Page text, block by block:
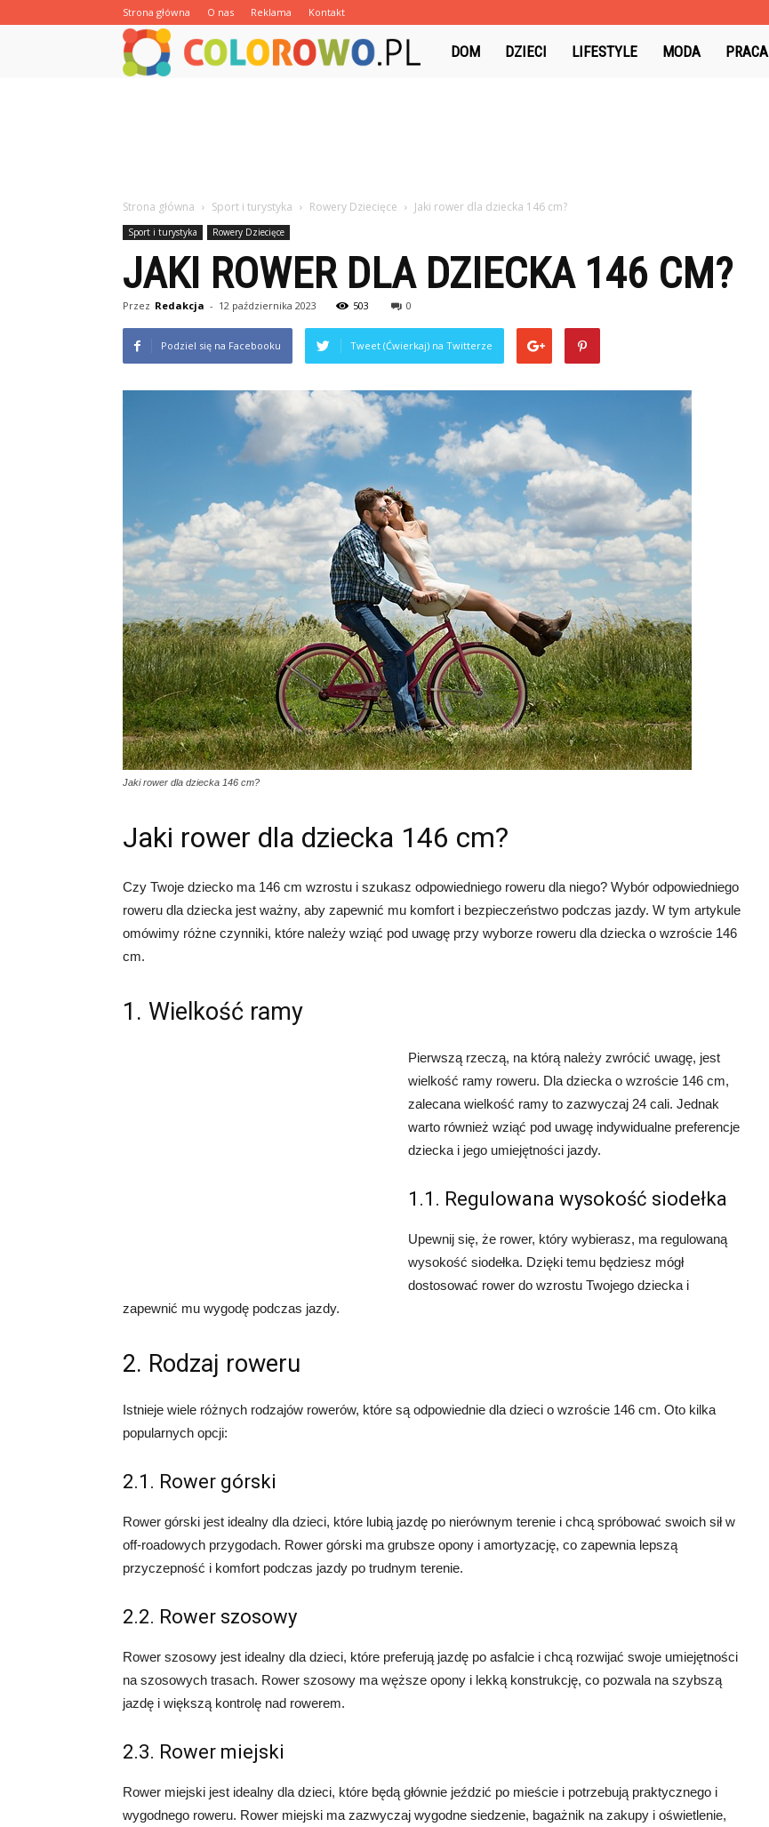
Strona główna O nas Reklama Kontakt
Colorowo.pl
DOM DZIECI LIFESTYLE MODA PRACA
Strona główna Sport i turystyka Rowery Dziecięce Jaki rower dla dziecka 146 cm?
Sport i turystyka Rowery Dziecięce
JAKI ROWER DLA DZIECKA 146 CM?
Przez Redakcja - 12 października 2023 503 0
Podziel się na Facebooku Tweet (Ćwierkaj) na Twitterze
Jaki rower dla dziecka 146 cm?
Jaki rower dla dziecka 146 cm?
Czy Twoje dziecko ma 146 cm wzrostu i szukasz odpowiedniego roweru dla niego? Wybór odpowiedniego
roweru dla dziecka jest ważny, aby zapewnić mu komfort i bezpieczeństwo podczas jazdy. W tym artykule
omówimy różne czynniki, które należy wziąć pod uwagę przy wyborze roweru dla dziecka o wzroście 146
cm.
1. Wielkość ramy
Pierwszą rzeczą, na którą należy zwrócić uwagę, jest
wielkość ramy roweru. Dla dziecka o wzroście 146 cm,
zalecana wielkość ramy to zazwyczaj 24 cali. Jednak
warto również wziąć pod uwagę indywidualne preferencje
dziecka i jego umiejętności jazdy.
1.1. Regulowana wysokość siodełka
Upewnij się, że rower, który wybierasz, ma regulowaną
wysokość siodełka. Dzięki temu będziesz mógł
dostosować rower do wzrostu Twojego dziecka i
zapewnić mu wygodę podczas jazdy.
2. Rodzaj roweru
Istnieje wiele różnych rodzajów rowerów, które są odpowiednie dla dzieci o wzroście 146 cm. Oto kilka
popularnych opcji:
2.1. Rower górski
Rower górski jest idealny dla dzieci, które lubią jazdę po nierównym terenie i chcą spróbować swoich sił w
off-roadowych przygodach. Rower górski ma grubsze opony i amortyzację, co zapewnia lepszą
przyczepność i komfort podczas jazdy po trudnym terenie.
2.2. Rower szosowy
Rower szosowy jest idealny dla dzieci, które preferują jazdę po asfalcie i chcą rozwijać swoje umiejętności
na szosowych trasach. Rower szosowy ma węższe opony i lekką konstrukcję, co pozwala na szybszą
jazdę i większą kontrolę nad rowerem.
2.3. Rower miejski
Rower miejski jest idealny dla dzieci, które będą głównie jeździć po mieście i potrzebują praktycznego i
wygodnego roweru. Rower miejski ma zazwyczaj wygodne siedzenie, bagażnik na zakupy i oświetlenie,